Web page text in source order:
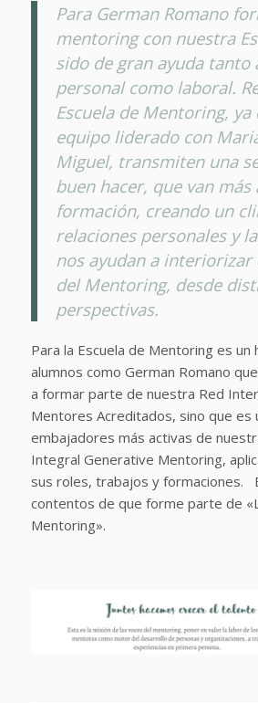
Para German Romano
mentoring con nuestra
sido de gran ayuda tanto
personal como laboral.
Escuela de Mentoring, ya
equipo liderado con
Miguel, transmiten una
buen hacer, que van más
formación, creando un
relaciones personales y
nos ayudan a interiorizar
del Mentoring, desde
perspectivas.
Para la Escuela de Mentoring es un
alumnos como German Romano
a formar parte de nuestra Red
Mentores Acreditados, sino que es
embajadores más activas de
Integral Generative Mentoring,
sus roles, trabajos y formaciones.
contentos de que forme parte de
Mentoring».